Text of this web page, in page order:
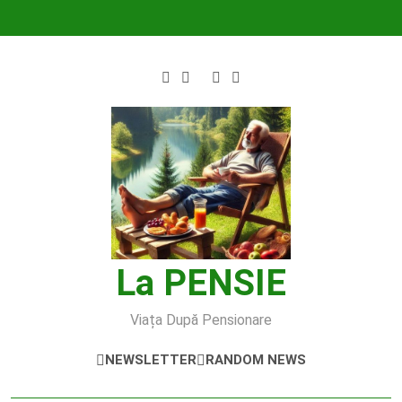
La PENSIE
Viața După Pensionare
NEWSLETTER RANDOM NEWS